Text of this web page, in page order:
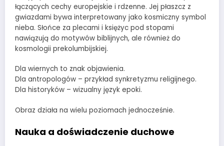
łączących cechy europejskie i rdzenne. Jej płaszcz z
gwiazdami bywa interpretowany jako kosmiczny symbol
nieba. Słońce za plecami i księżyc pod stopami
nawiązują do motywów biblijnych, ale również do
kosmologii prekolumbijskiej.
Dla wiernych to znak objawienia.
Dla antropologów – przykład synkretyzmu religijnego.
Dla historyków – wizualny język epoki.
Obraz działa na wielu poziomach jednocześnie.
Nauka a doświadczenie duchowe